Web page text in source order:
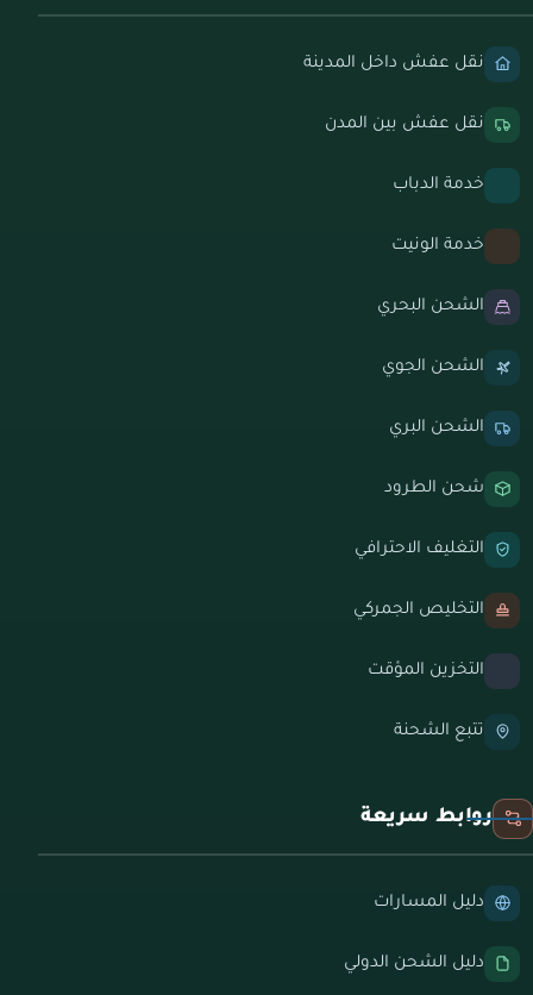
نقل عفش داخل المدينة
نقل عفش بين المدن
خدمة الدباب
خدمة الونيت
الشحن البحري
الشحن الجوي
الشحن البري
شحن الطرود
التغليف الاحترافي
التخليص الجمركي
التخزين المؤقت
تتبع الشحنة
روابط سريعة
دليل المسارات
دليل الشحن الدولي